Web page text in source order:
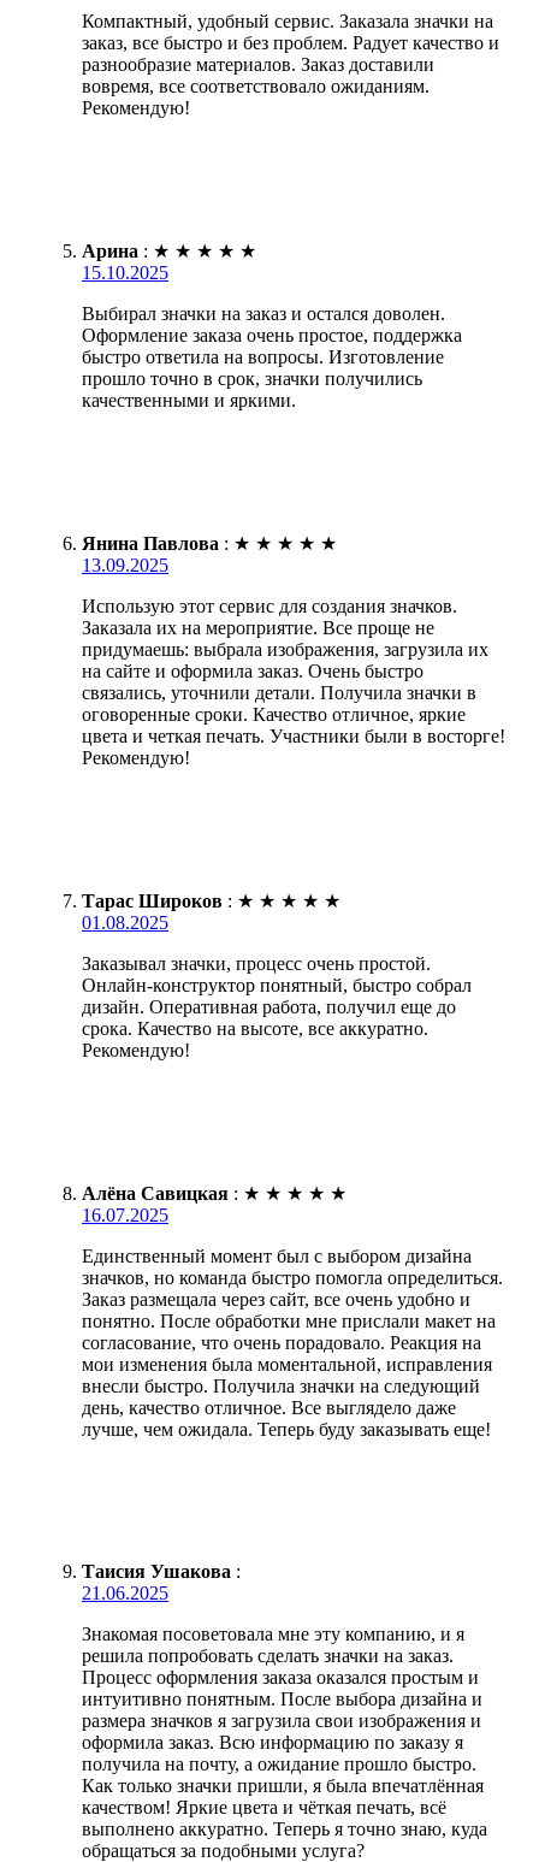
Компактный, удобный сервис. Заказала значки на
заказ, все быстро и без проблем. Радует качество и
разнообразие материалов. Заказ доставили
вовремя, все соответствовало ожиданиям.
Рекомендую!
Арина : ★ ★ ★ ★ ★
15.10.2025
Выбирал значки на заказ и остался доволен.
Оформление заказа очень простое, поддержка
быстро ответила на вопросы. Изготовление
прошло точно в срок, значки получились
качественными и яркими.
Янина Павлова : ★ ★ ★ ★ ★
13.09.2025
Использую этот сервис для создания значков.
Заказала их на мероприятие. Все проще не
придумаешь: выбрала изображения, загрузила их
на сайте и оформила заказ. Очень быстро
связались, уточнили детали. Получила значки в
оговоренные сроки. Качество отличное, яркие
цвета и четкая печать. Участники были в восторге!
Рекомендую!
Тарас Широков : ★ ★ ★ ★ ★
01.08.2025
Заказывал значки, процесс очень простой.
Онлайн-конструктор понятный, быстро собрал
дизайн. Оперативная работа, получил еще до
срока. Качество на высоте, все аккуратно.
Рекомендую!
Алёна Савицкая : ★ ★ ★ ★ ★
16.07.2025
Единственный момент был с выбором дизайна
значков, но команда быстро помогла определиться.
Заказ размещала через сайт, все очень удобно и
понятно. После обработки мне прислали макет на
согласование, что очень порадовало. Реакция на
мои изменения была моментальной, исправления
внесли быстро. Получила значки на следующий
день, качество отличное. Все выглядело даже
лучше, чем ожидала. Теперь буду заказывать еще!
Таисия Ушакова :
21.06.2025
Знакомая посоветовала мне эту компанию, и я
решила попробовать сделать значки на заказ.
Процесс оформления заказа оказался простым и
интуитивно понятным. После выбора дизайна и
размера значков я загрузила свои изображения и
оформила заказ. Всю информацию по заказу я
получила на почту, а ожидание прошло быстро.
Как только значки пришли, я была впечатлённая
качеством! Яркие цвета и чёткая печать, всё
выполнено аккуратно. Теперь я точно знаю, куда
обращаться за подобными услуга?